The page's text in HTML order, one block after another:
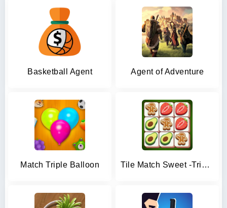
Basketball Agent Agent of Adventure
Match Triple Balloon Tile Match Sweet -Triple Match